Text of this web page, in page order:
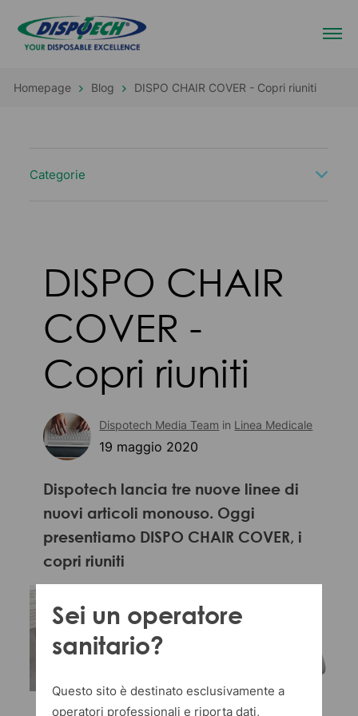
Homepage Blog DISPO CHAIR COVER - Copri riuniti
Categorie
DISPO CHAIR
COVER -
Copri riuniti
Dispotech Media Team in Linea Medicale
19 maggio 2020
Dispotech lancia tre nuove linee di
nuovi articoli monouso. Oggi
presentiamo DISPO CHAIR COVER, i
copri riuniti
Sei un operatore
sanitario?
Questo sito è destinato esclusivamente a
operatori professionali e riporta dati,